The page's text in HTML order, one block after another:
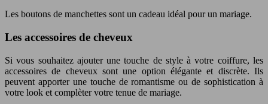
Les boutons de manchettes sont un cadeau idéal pour un mariage.
Les accessoires de cheveux
Si vous souhaitez ajouter une touche de style à votre coiffure, les
accessoires de cheveux sont une option élégante et discrète. Ils
peuvent apporter une touche de romantisme ou de sophistication à
votre look et complèter votre tenue de mariage.